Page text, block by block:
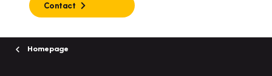
Contact
Homepage